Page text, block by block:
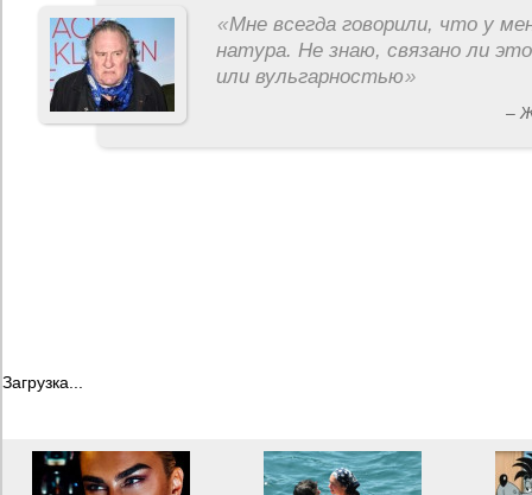
«Мне всегда говорили, что у
натура. Не знаю, связано ли
или вульгарностью»
–
Загрузка...